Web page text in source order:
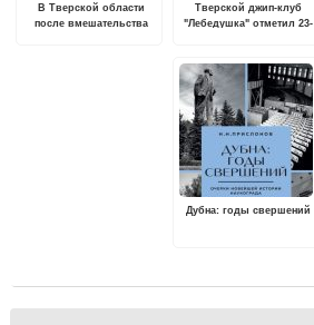
В Тверской области
после вмешательства
Тверской джип-клуб
"Лебедушка" отметил 23-
Дубна: годы свершений